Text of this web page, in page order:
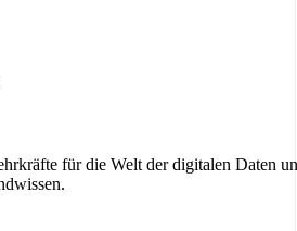
für die Welt der digitalen Daten